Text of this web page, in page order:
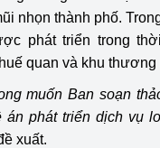
nhọn thành phố.
phát triển trong
quan và khu thương
muốn Ban soạn
án phát triển dịch vụ
xuất.